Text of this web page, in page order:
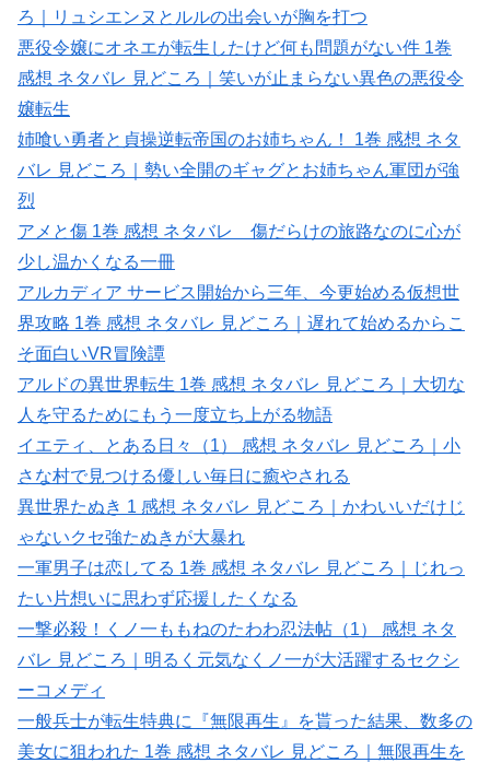
ろ｜リュシエンヌとルルの出会いが胸を打つ
悪役令嬢にオネエが転生したけど何も問題がない件 1巻
感想 ネタバレ 見どころ｜笑いが止まらない異色の悪役令
嬢転生
姉喰い勇者と貞操逆転帝国のお姉ちゃん！ 1巻 感想 ネタ
バレ 見どころ｜勢い全開のギャグとお姉ちゃん軍団が強
烈
アメと傷 1巻 感想 ネタバレ 傷だらけの旅路なのに心が
少し温かくなる一冊
アルカディア サービス開始から三年、今更始める仮想世
界攻略 1巻 感想 ネタバレ 見どころ｜遅れて始めるからこ
そ面白いVR冒険譚
アルドの異世界転生 1巻 感想 ネタバレ 見どころ｜大切な
人を守るためにもう一度立ち上がる物語
イエティ、とある日々（1） 感想 ネタバレ 見どころ｜小
さな村で見つける優しい毎日に癒やされる
異世界たぬき 1 感想 ネタバレ 見どころ｜かわいいだけじ
ゃないクセ強たぬきが大暴れ
一軍男子は恋してる 1巻 感想 ネタバレ 見どころ｜じれっ
たい片想いに思わず応援したくなる
一撃必殺！くノ一ももねのたわわ忍法帖（1） 感想 ネタ
バレ 見どころ｜明るく元気なくノ一が大活躍するセクシ
ーコメディ
一般兵士が転生特典に『無限再生』を貰った結果、数多の
美女に狙われた 1巻 感想 ネタバレ 見どころ｜無限再生を